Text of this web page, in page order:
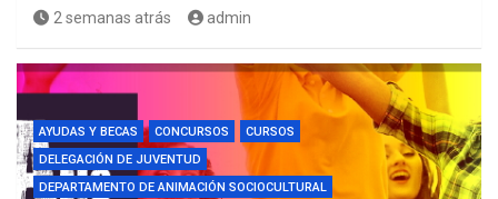
2 semanas atrás admin
AYUDAS Y BECAS CONCURSOS
CURSOS
DELEGACIÓN DE JUVENTUD
DEPARTAMENTO DE ANIMACIÓN SOCIOCULTURAL